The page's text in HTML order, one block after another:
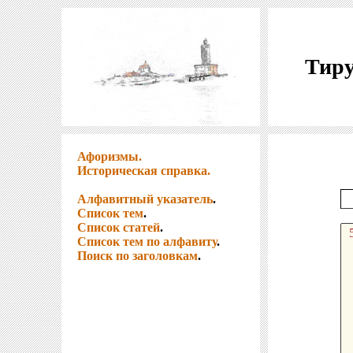
Афоризмы.
Историческая справка.
Алфавитный указатель.
Список тем.
Список статей.
Список тем по алфавиту.
Поиск по заголовкам.